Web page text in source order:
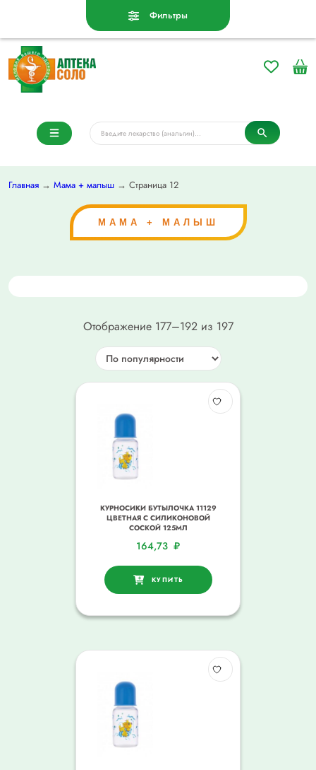
Главная → Мама + малыш → Страница 12
МАМА + МАЛЫШ
Отображение 177–192 из 197
КУРНОСИКИ БУТЫЛОЧКА 11129
ЦВЕТНАЯ С СИЛИКОНОВОЙ
СОСКОЙ 125МЛ
164,73 ₽
КУПИТЬ
Фильтры